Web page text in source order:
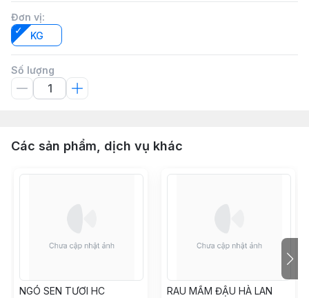
Đơn vị:
KG
Số lượng
Các sản phẩm, dịch vụ khác
NGÓ SEN TƯƠI HC RAU MẦM ĐẬU HÀ LAN